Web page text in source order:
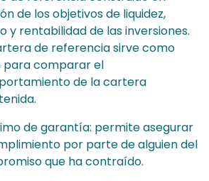
de los objetivos de liquidez,
y rentabilidad de las inversiones.
de referencia sirve como
para comparar el
de la cartera
de garantía: permite asegurar
por parte de alguien del
que ha contraído.